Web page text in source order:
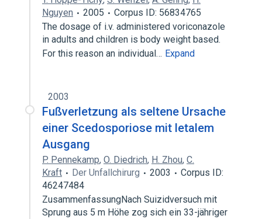
Nguyen
2005
Corpus ID: 56834765
The dosage of i.v. administered voriconazole
in adults and children is body weight based.
For this reason an individual… Expand
2003
Fußverletzung als seltene Ursache
einer Scedosporiose mit letalem
Ausgang
P. Pennekamp, O. Diedrich, H. Zhou, C.
Kraft
Der Unfallchirurg 2003
Corpus ID:
46247484
ZusammenfassungNach Suizidversuch mit
Sprung aus 5 m Höhe zog sich ein 33-jähriger